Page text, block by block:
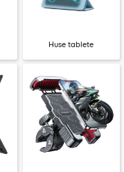
Huse tablete